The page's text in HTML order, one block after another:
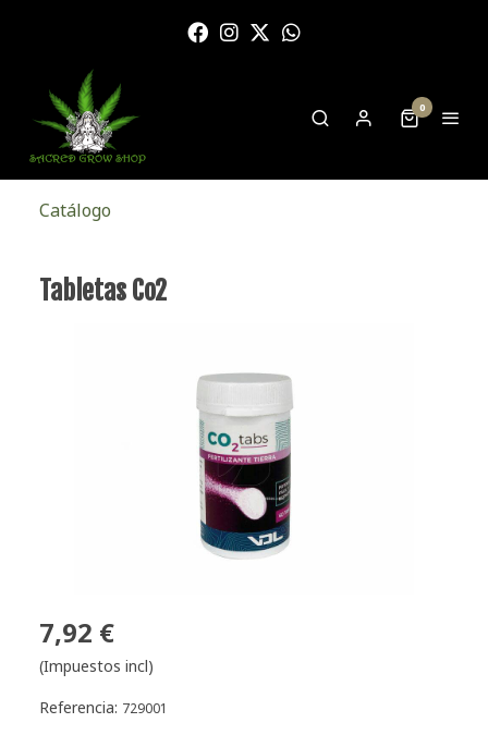
0
Catálogo
Tabletas Co2
7,92 €
(Impuestos incl)
Referencia: 729001